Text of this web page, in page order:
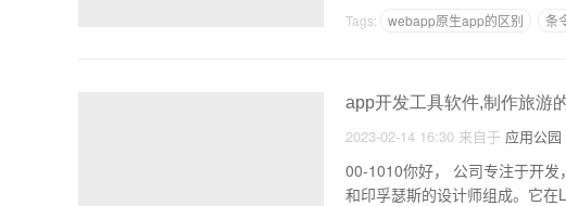
Tags: webapp原生app的区别 条
app开发工具软件,制作旅游
2023-02-14 16:30 来自于 应用公园
00-1010你好， 公司专注于开发，定制的位置服务和移动应用 该团队由资深产品、开发以及来自摩托罗拉、腾讯
和印孚瑟斯的设计师组成。它